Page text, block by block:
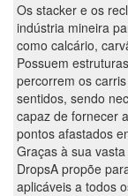
Os stacker e os
indústria mineira
como calcário,
Possuem
percorrem os
sentidos, sendo
capaz de fornecer
pontos afastados
Graças à sua
DropsA propõe
aplicáveis a todos